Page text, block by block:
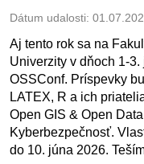
Dátum udalosti:
Aj tento rok sa na
Univerzity v dňoch 1-
OSSConf. Príspevky
LATEX, R a ich
Open GIS & Open
Kyberbezpečnosť.
do 10. júna 2026.